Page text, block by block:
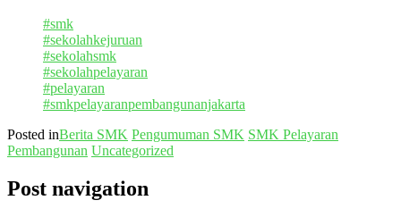
#smk
#sekolahkejuruan
#sekolahsmk
#sekolahpelayaran
#pelayaran
#smkpelayaranpembangunanjakarta
Posted inBerita SMK Pengumuman SMK SMK Pelayaran
Pembangunan Uncategorized
Post navigation